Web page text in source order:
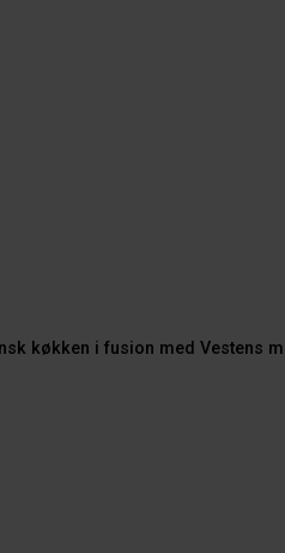
køkken i fusion med Vestens